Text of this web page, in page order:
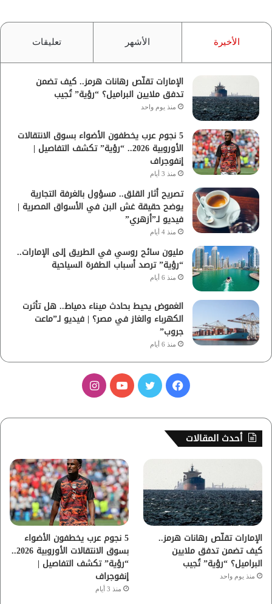
الأخيرة الأشهر تعليقات
الإمارات تقلّص رهانات هرمز.. كيف تضمن
تدفق ملايين البراميل؟ “رؤية” تُجيب
منذ يوم واحد
5 نجوم عرب يخطفون الأضواء بسوق الانتقالات
الأوروبية 2026.. “رؤية” تكشف التفاصيل |
إنفوجراف
منذ 3 أيام
تصريح أثار القلق.. مسؤول بالغرفة التجارية
يوضح حقيقة غش البن في الأسواق المصرية |
فيديو لـ”أزهري”
منذ 4 أيام
مليون سائح روسي في الطريق إلى الإمارات..
“رؤية” ترصد أسباب الطفرة السياحية
منذ 6 أيام
الغموض يحيط بحادث ميناء دمياط.. هل تأثرت
الكهرباء والغاز في مصر؟ | فيديو لـ”ماعت
جروب”
منذ 6 أيام
س
ب
ك
ي
و
ب
ت
ق
ر
م
أحدث المقالات
الإمارات تقلّص رهانات هرمز..
كيف تضمن تدفق ملايين
البراميل؟ “رؤية” تُجيب
منذ يوم واحد
5 نجوم عرب يخطفون الأضواء
بسوق الانتقالات الأوروبية 2026..
“رؤية” تكشف التفاصيل |
إنفوجراف
منذ 3 أيام